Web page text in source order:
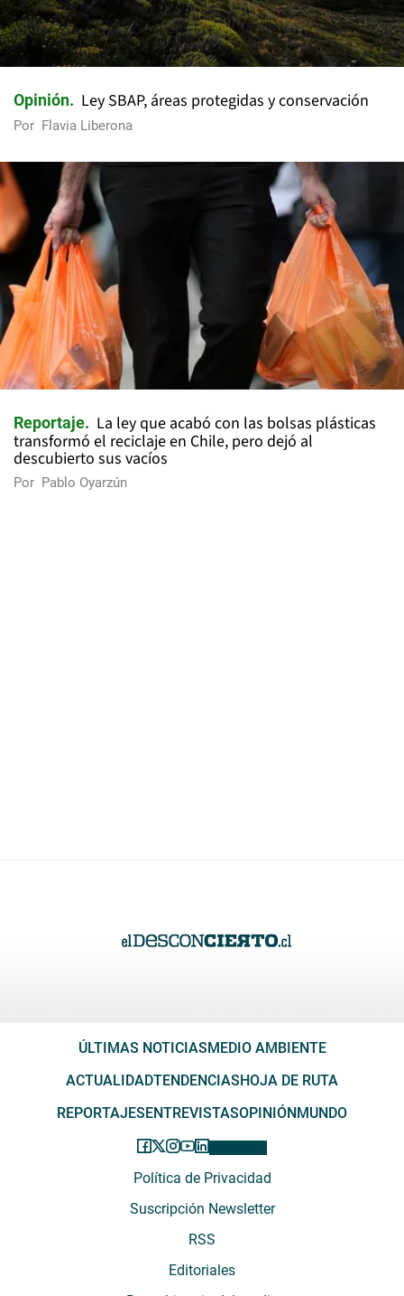
Opinión Ley SBAP, áreas protegidas y conservación
Por Flavia Liberona
Reportaje
La ley que acabó con las bolsas plásticas
transformó el reciclaje en Chile, pero dejó al
descubierto sus vacíos
Por Pablo Oyarzún
ÚLTIMAS NOTICIASMEDIO AMBIENTE
ACTUALIDADTENDENCIASHOJA DE RUTA
REPORTAJESENTREVISTASOPINIÓNMUNDO
Política de Privacidad
Suscripción Newsletter
RSS
Editoriales